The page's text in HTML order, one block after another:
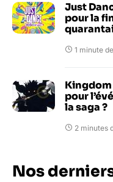
Just
pour la
1 minute
Kingdom
pour
la saga ?
2 minutes
Nos